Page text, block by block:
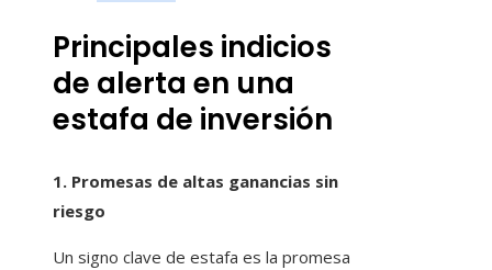
Principales indicios
de alerta en una
estafa de inversión
1. Promesas de altas ganancias sin
riesgo
Un signo clave de estafa es la promesa